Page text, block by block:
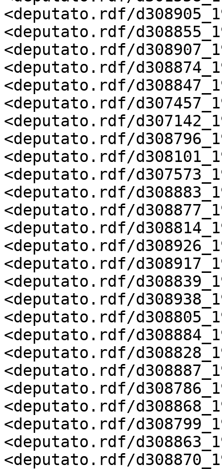
<deputato.rdf/
<deputato.rdf/
<deputato.rdf/
<deputato.rdf/
<deputato.rdf/
<deputato.rdf/
<deputato.rdf/
<deputato.rdf/
<deputato.rdf/
<deputato.rdf/
<deputato.rdf/
<deputato.rdf/
<deputato.rdf/
<deputato.rdf/
<deputato.rdf/
<deputato.rdf/
<deputato.rdf/
<deputato.rdf/
<deputato.rdf/
<deputato.rdf/
<deputato.rdf/
<deputato.rdf/
<deputato.rdf/
<deputato.rdf/
<deputato.rdf/
<deputato.rdf/